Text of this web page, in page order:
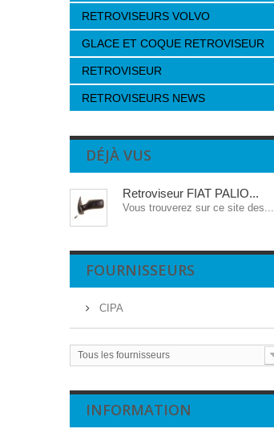
RETROVISEURS VOLVO
GLACE ET COQUE RETROVISEUR
RETROVISEUR
RETROVISEURS NEWS
DÉJÀ VUS
Retroviseur FIAT PALIO...
Vous trouverez sur ce site des...
FOURNISSEURS
CIPA
Tous les fournisseurs
INFORMATION